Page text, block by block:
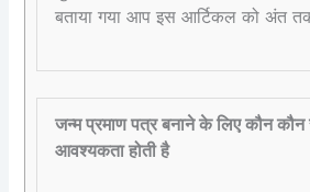
बताया गया आप इस आर्टिकल को अंत
जन्म प्रमाण पत्र बनाने के लिए कौन
आवश्यकता होती है